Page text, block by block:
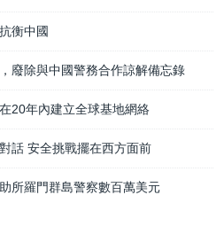
衡中國
廢除與中國警務合作諒解備忘錄
20年內建立全球基地網絡
話 安全挑戰擺在西方面前
所羅門群島警察數百萬美元